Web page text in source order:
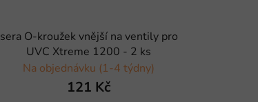
sera O-kroužek vnější na ventily pro
UVC Xtreme 1200 - 2 ks
Na objednávku (1-4 týdny)
121 Kč